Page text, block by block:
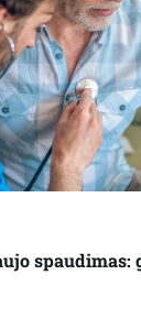
spaudimas: